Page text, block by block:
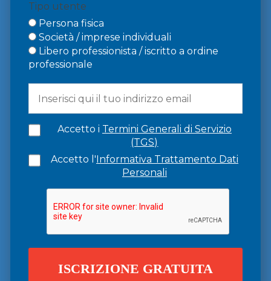
Tipo utente
Persona fisica
Società / imprese individuali
Libero professionista / iscritto a ordine
professionale
Accetto i Termini Generali di Servizio
(TGS)
Accetto l'Informativa Trattamento Dati
Personali